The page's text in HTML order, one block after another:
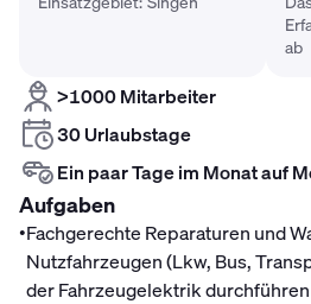
ab
>1000 Mitarbeiter
30 Urlaubstage
Ein paar Tage im Monat auf
Aufgaben
•Fachgerechte Reparaturen und
Nutzfahrzeugen (Lkw, Bus,
der Fahrzeugelektrik durchführen